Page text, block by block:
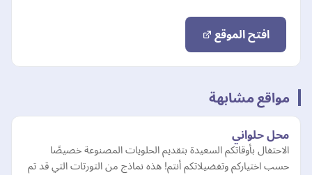
افتح الموقع
مواقع مشابهة
محل حلواني
الاحتفال بأوقاتكم السعيدة بتقديم الحلويات المصنوعة خصيصًا
حسب اختياركم وتفضيلاتكم أنتم! هذه نماذج من التورتات التي قد تم